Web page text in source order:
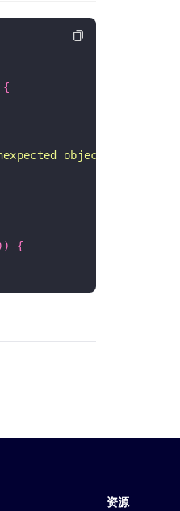
{
object field [{}]"
{
资源